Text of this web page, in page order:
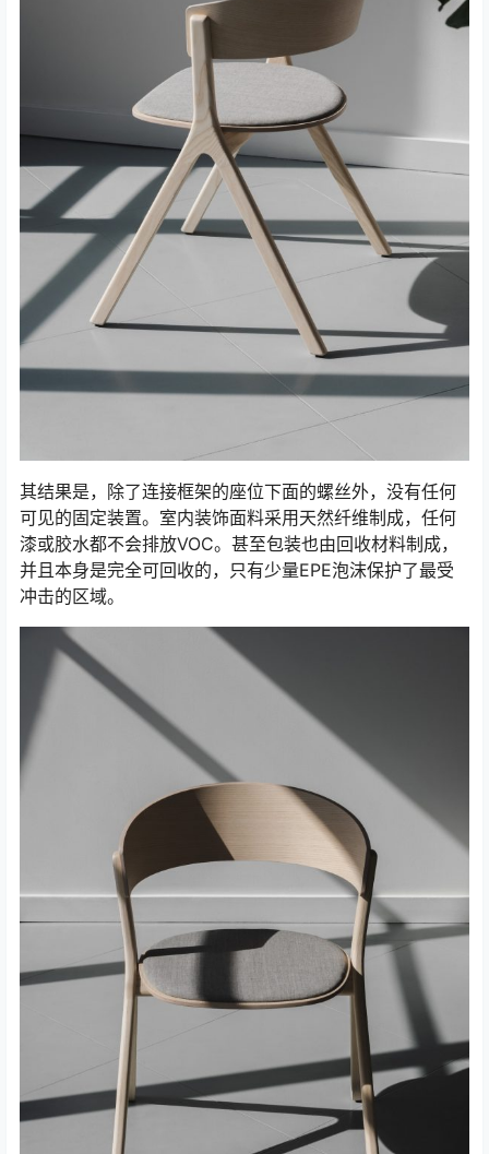
其结果是，除了连接框架的座位下面的螺丝外，没有任何
可见的固定装置。室内装饰面料采用天然纤维制成，任何
漆或胶水都不会排放VOC。甚至包装也由回收材料制成，
并且本身是完全可回收的，只有少量EPE泡沫保护了最受
冲击的区域。